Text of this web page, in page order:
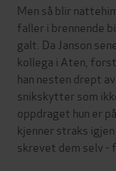
Men så blir
faller i brennende
galt. Da Janson
kollega i Aten,
han nesten drept
snikskytter som
oppdraget hun er
kjenner straks
skrevet dem selv -